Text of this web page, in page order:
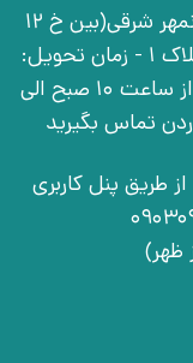
تهران، خ انقلاب، خ 12 فروردین، خ روانمهر شرقی(بین خ 12
فروردین و خ فخر رازی)، بن‌بست اوّل، پلاک 1 - زمان تحویل:
شنبه تا چهارشنبه به جز روزهای تعطیل از ساعت 10 صبح الی
از طریق پنل کاربری